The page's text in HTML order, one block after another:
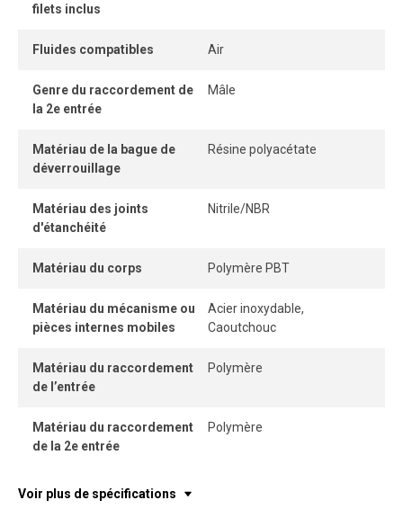
filets inclus
Fluides compatibles Air
Genre du raccordement de
la 2e entrée
Mâle
Matériau de la bague de
déverrouillage
Résine polyacétate
Matériau des joints
d'étanchéité
Nitrile/NBR
Matériau du corps Polymère PBT
Matériau du mécanisme ou
pièces internes mobiles
Acier inoxydable,
Caoutchouc
Matériau du raccordement
de l’entrée
Polymère
Matériau du raccordement
de la 2e entrée
Polymère
Voir plus de spécifications